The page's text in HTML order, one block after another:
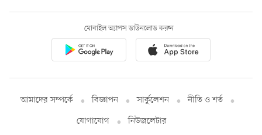
মোবাইল অ্যাপস ডাউনলোড করুন
আমাদের সম্পর্কে বিজ্ঞাপন সার্কুলেশন
নীতি ও শর্ত
যোগাযোগ
নিউজলেটার